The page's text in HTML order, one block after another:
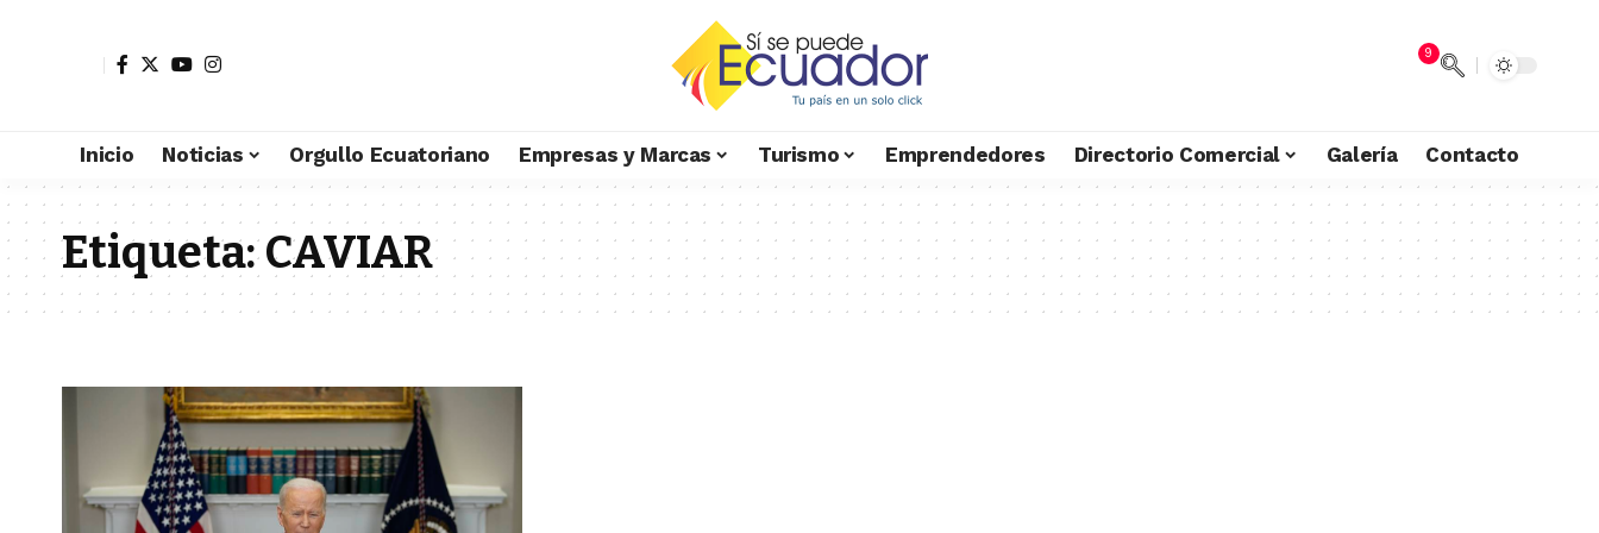
9
Inicio Noticias Orgullo Ecuatoriano Empresas y Marcas Turismo Emprendedores Directorio Comercial Galería Contacto
Etiqueta:CAVIAR